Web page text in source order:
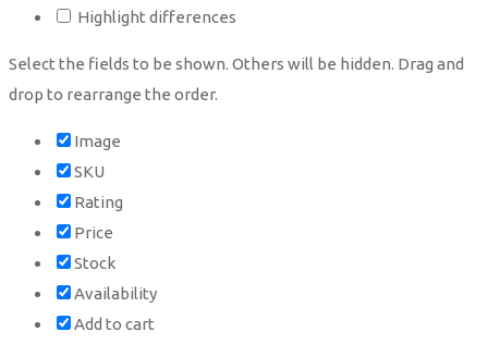
Highlight differences
Select the fields to be shown. Others will be hidden. Drag and
drop to rearrange the order.
Image
SKU
Rating
Price
Stock
Availability
Add to cart